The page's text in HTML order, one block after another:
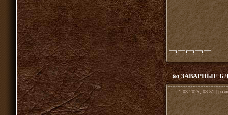
ЗАВАРНЫЕ
1-03-2025, 08:51 |